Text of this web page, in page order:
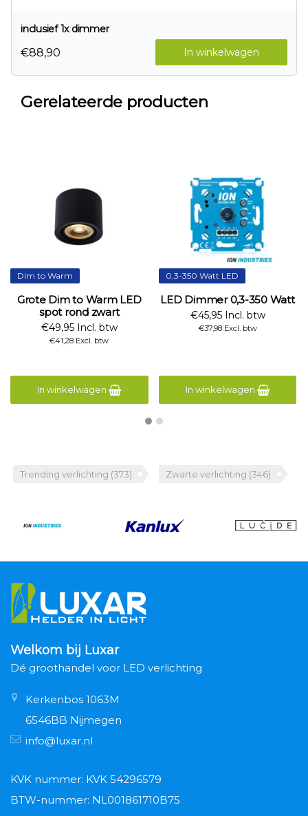
inclusief 1x dimmer
In winkelwagen
€88,90
Gerelateerde producten
Dim to Warm
Grote Dim to Warm LED
spot rond zwart
€49,95 Incl. btw
€41,28 Excl. btw
In winkelwagen
0,3-350 Watt LED
LED Dimmer 0,3-350 Watt
€45,95 Incl. btw
€37,98 Excl. btw
In winkelwagen
Trending verlichting (373) Zwarte verlichting (346)
Welkom bij Luxar
Dé groothandel voor LED verlichting
Kerkenbos 1063M
6546BB Nijmegen
info@luxar.nl
KVK nummer: KVK 54296579
BTW-nummer: NL001861710B75